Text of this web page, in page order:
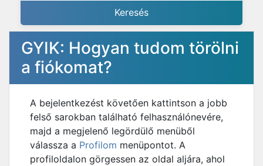
GYIK: Hogyan tudom törölni
a fiókomat?
A bejelentkezést követően kattintson a jobb
felső sarokban található felhasználónevére,
majd a megjelenő legördülő menüből
válassza a Profilom menüpontot. A
profiloldalon görgessen az oldal aljára, ahol